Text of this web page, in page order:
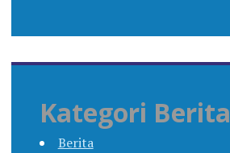
Kategori Berita
Berita